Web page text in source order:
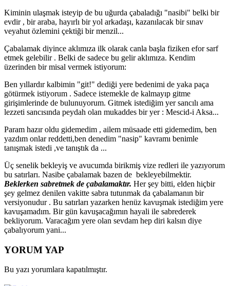
Kiminin ulaşmak isteyip de bu uğurda çabaladığı "nasibi" belki bir
evdir , bir araba, hayırlı bir yol arkadaşı, kazanılacak bir sınav
veyahut özlemini çektiği bir menzil...
Çabalamak diyince aklımıza ilk olarak canla başla fiziken efor sarf
etmek gelebilir . Belki de sadece bu gelir aklımıza. Kendim
üzerinden bir misal vermek istiyorum:
Ben yıllardır kalbimin "git!" dediği yere bedenimi de yaka paça
götürmek istiyorum . Sadece istemekle de kalmayıp gitme
girişimlerinde de bulunuyorum. Gitmek istediğim yer sancılı ama
lezzeti sancısında peydah olan mukaddes bir yer : Mescid-i Aksa...
Param hazır oldu gidemedim , ailem müsaade etti gidemedim, ben
yazdım onlar reddetti,ben denedim "nasip" kavramı benimle
tanışmak istedi ,ve tanıştık da ...
Üç senelik bekleyiş ve avucumda birikmiş vize redleri ile yazıyorum
bu satırları. Nasibe çabalamak bazen de bekleyebilmektir.
Beklerken sabretmek de çabalamaktır. Her şey bitti, elden hiçbir
şey gelmez denilen vakitte sabra tutunmak da çabalamanın bir
versiyonudur . Bu satırları yazarken henüz kavuşmak istediğim yere
kavuşamadım. Bir gün kavuşacağımın hayali ile sabrederek
bekliyorum. Varacağım yere olan sevdam hep diri kalsın diye
çabalıyorum yani...
YORUM YAP
Bu yazı yorumlara kapatılmıştır.